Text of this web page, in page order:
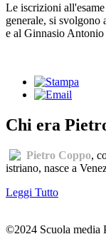
Le iscrizioni
generale, si
e al Ginnasio Antonio
Chi era
Pietro Coppo,
istriano, nasce a
Leggi Tutto
©2024 Scuola media